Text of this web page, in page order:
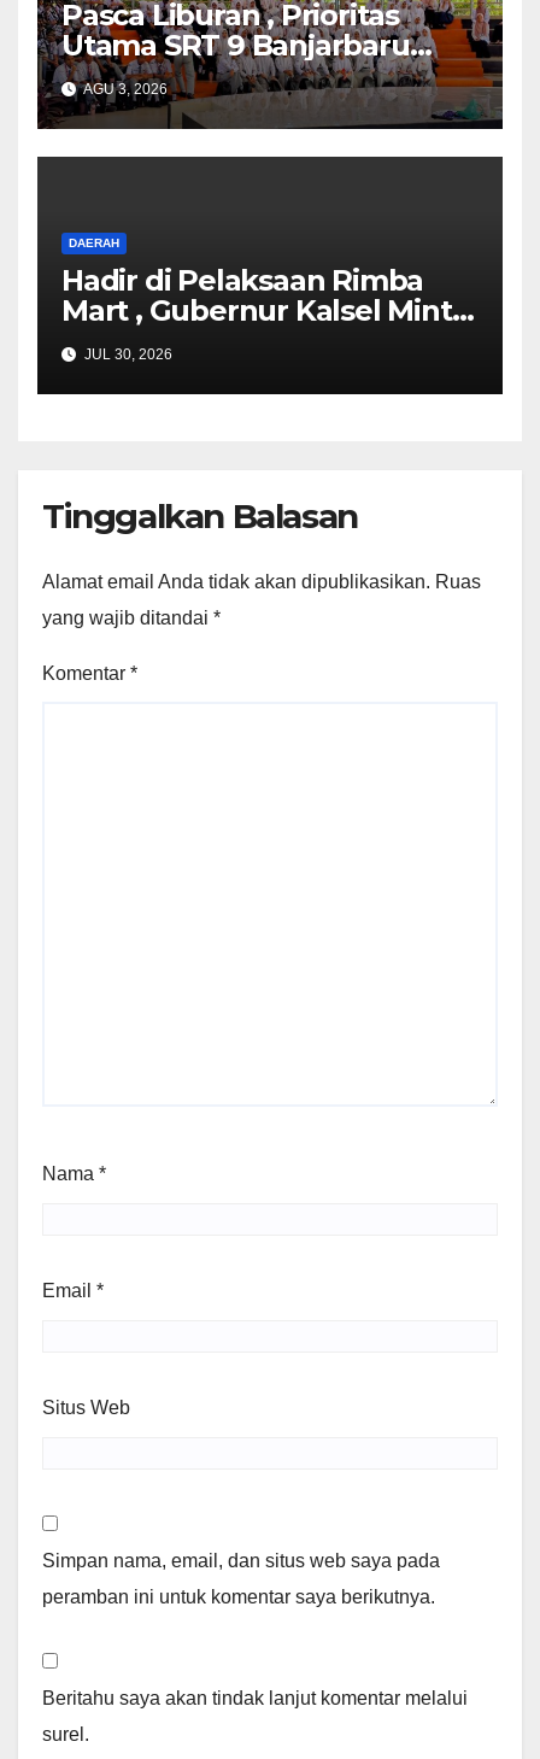
Pasca Liburan , Prioritas
Utama SRT 9 Banjarbaru
Mengembalikan
Kenyamanan Siswa Terhadap
Pola Kehidupan Berasrama
AGU 3, 2026
DAERAH
Hadir di Pelaksaan Rimba
Mart , Gubernur Kalsel Minta
Program Tukar Sampah
dengan Sembako dipantau
dengan Baik
JUL 30, 2026
Tinggalkan Balasan
Alamat email Anda tidak akan dipublikasikan. Ruas
yang wajib ditandai *
Komentar *
Nama *
Email *
Situs Web
Simpan nama, email, dan situs web saya pada
peramban ini untuk komentar saya berikutnya.
Beritahu saya akan tindak lanjut komentar melalui
surel.